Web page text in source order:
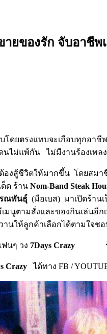
ของรัก จับอาชีพ
ดยตรงแทบจะเกือบทุกอ
ดนไม่แพ้กัน ไม่มีงานร้องเ
สู้ชีวิตให้มากขึ้น โดยสมา
ด ร้าน Nom-Band Steak
รณพันธุ์ (มือเบส) มาเปิดร้าน
เมนูตามสั่งและของกินเล่นอี
นให้ลูกค้าเลือกได้ตามใจช
นๆ วง 7Days Crazy รู้แล้ว
Crazy ได้ทาง FB /